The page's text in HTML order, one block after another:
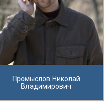
Промыслов Николай
Владимирович